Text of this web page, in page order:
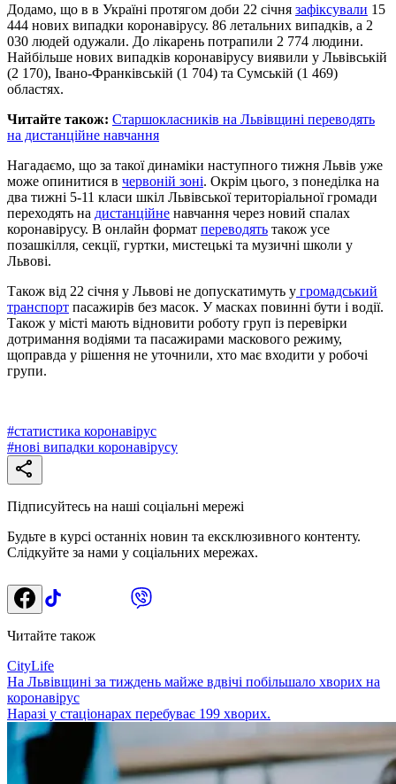
Додамо, що в в Україні протягом доби 22 січня зафіксували 15
444 нових випадки коронавірусу. 86 летальних випадків, а 2
030 людей одужали. До лікарень потрапили 2 774 людини.
Найбільше нових випадків коронавірусу виявили у Львівській
(2 170), Івано-Франківській (1 704) та Сумській (1 469)
областях.
Читайте також: Старшокласників на Львівщині переводять
на дистанційне навчання
Нагадаємо, що за такої динаміки наступного тижня Львів уже
може опинитися в червоній зоні. Окрім цього, з понеділка на
два тижні 5-11 класи шкіл Львівської територіальної громади
переходять на дистанційне навчання через новий спалах
коронавірусу. В онлайн формат переводять також усе
позашкілля, секції, гуртки, мистецькі та музичні школи у
Львові.
Також від 22 січня у Львові не допускатимуть у громадський
транспорт пасажирів без масок. У масках повинні бути і водії.
Також у місті мають відновити роботу груп із перевірки
дотримання водіями та пасажирами маскового режиму,
щоправда у рішення не уточнили, хто має входити у робочі
групи.
#статистика коронавірус
#нові випадки коронавірусу
Підписуйтесь на наші соціальні мережі
Будьте в курсі останніх новин та ексклюзивного контенту.
Слідкуйте за нами у соціальних мережах.
Читайте також
CityLife
На Львівщині за тиждень майже вдвічі побільшало хворих на
коронавірус
Наразі у стаціонарах перебуває 199 хворих.